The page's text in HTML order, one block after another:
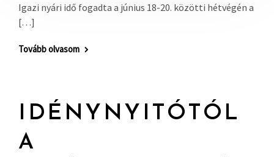
Igazi nyári idő fogadta a június 18-20. közötti hétvégén a
[…]
Tovább olvasom
IDÉNYNYITÓTÓL
A